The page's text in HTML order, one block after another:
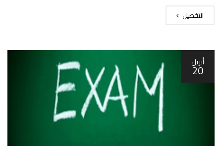
التفصيل
أبريل
20